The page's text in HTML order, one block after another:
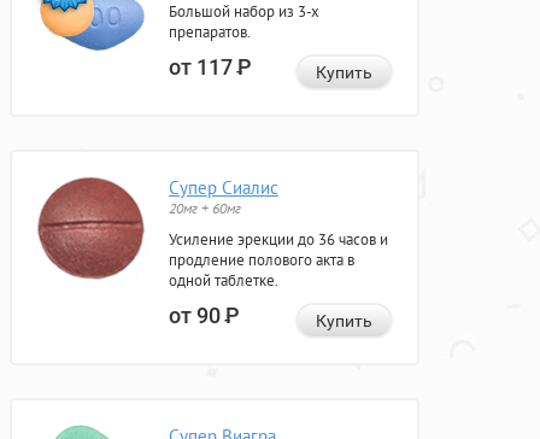
Большой набор из 3-х
препаратов.
от 117Р Купить
Супер Сиалис
20мг + 60мг
Усиление эрекции до 36 часов и
продление полового акта в
одной таблетке.
от 90Р Купить